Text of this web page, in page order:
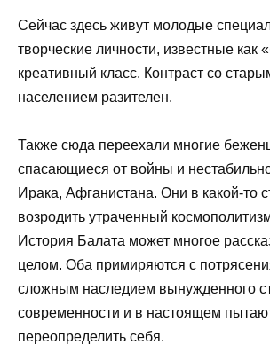
Сейчас здесь живут молодые
творческие личности, известные как
креативный класс. Контраст со
населением разителен.
Также сюда переехали многие
спасающиеся от войны и
Ирака, Афганистана. Они в какой-то
возродить утраченный
История Балата может многое
целом. Оба примиряются с
сложным наследием вынужденного
современности и в настоящем
переопределить себя.